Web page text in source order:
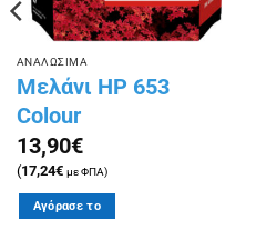
ΑΝΑΛΩΣΙΜΑ
Μελάνι HP 653
Colour
13,90€
(17,24€ με ΦΠΑ)
Αγόρασε το